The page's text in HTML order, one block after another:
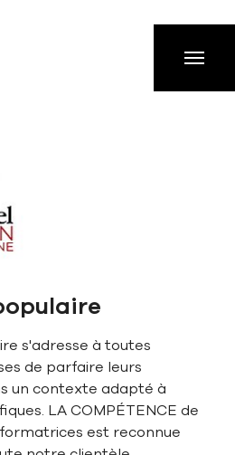
s'adresse à toutes
de parfaire leurs
un contexte adapté à
LA COMPÉTENCE de
est reconnue